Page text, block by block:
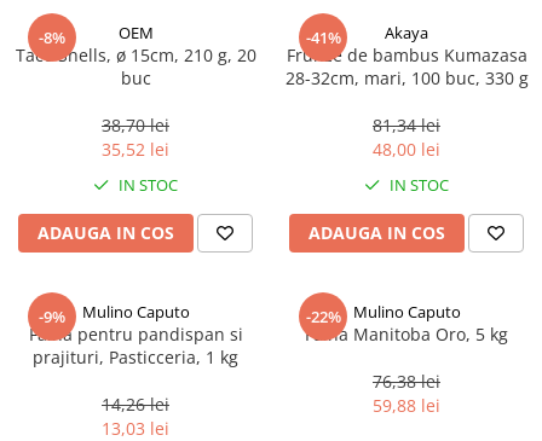
Uleiuri speciale/presate la rece
Ulei de masline extravirgin
Ulei Gewurzgarten
Ulei Huilerie Beaujolaise
Ulei Huileries du Berry
Uleiuri aromatizate
Ulei Wiberg Gastro
-8% OEM
Taco Shells, ø 15cm, 210 g, 20
buc
38,70 lei
35,52 lei
IN STOC
ADAUGA IN COS
-41% Akaya
Frunze de bambus Kumazasa
28-32cm, mari, 100 buc, 330 g
81,34 lei
48,00 lei
IN STOC
ADAUGA IN COS
-9% Mulino Caputo
Faina pentru pandispan si
prajituri, Pasticceria, 1 kg
14,26 lei
13,03 lei
-22% Mulino Caputo
Faina Manitoba Oro, 5 kg
76,38 lei
59,88 lei